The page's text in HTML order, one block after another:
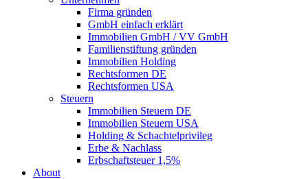
Firma gründen
GmbH einfach erklärt
Immobilien GmbH / VV GmbH
Familienstiftung gründen
Immobilien Holding
Rechtsformen DE
Rechtsformen USA
Steuern
Immobilien Steuern DE
Immobilien Steuern USA
Holding & Schachtelprivileg
Erbe & Nachlass
Erbschaftsteuer 1,5%
About